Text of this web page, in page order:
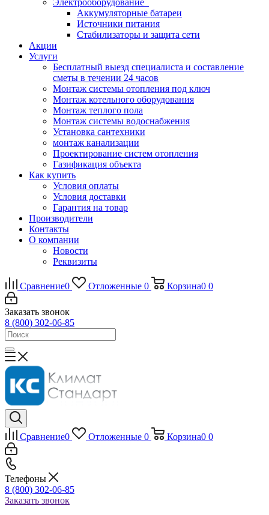
Электрооборудование
Аккумуляторные батареи
Источники питания
Стабилизаторы и защита сети
Акции
Услуги
Бесплатный выезд специалиста и составление
сметы в течении 24 часов
Монтаж системы отопления под ключ
Монтаж котельного оборудования
Монтаж теплого пола
Монтаж системы водоснабжения
Установка сантехники
монтаж канализации
Проектирование систем отопления
Газификация объекта
Как купить
Условия оплаты
Условия доставки
Гарантия на товар
Производители
Контакты
О компании
Новости
Реквизиты
Сравнение0 Отложенные 0 Корзина0 0
Заказать звонок
8 (800) 302-06-85
Сравнение0 Отложенные 0 Корзина0 0
Телефоны
8 (800) 302-06-85
Заказать звонок